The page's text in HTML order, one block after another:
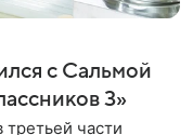
с Сальмой
3»
третьей части